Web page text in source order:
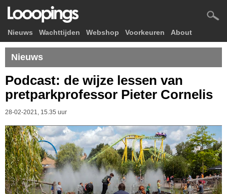
Nieuws Wachttijden Webshop Voorkeuren About
Nieuws
Podcast: de wijze lessen van
pretparkprofessor Pieter Cornelis
28-02-2021, 15.35 uur